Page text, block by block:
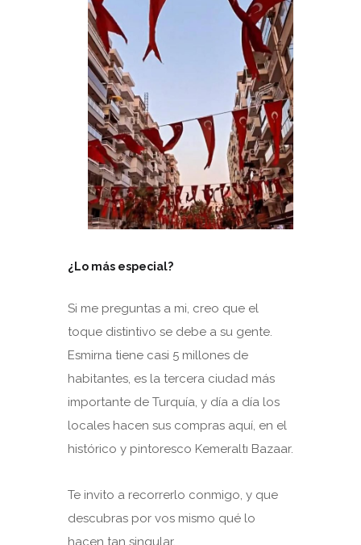
¿Lo más especial?
Si me preguntas a mi, creo que el
toque distintivo se debe a su gente.
Esmirna tiene casi 5 millones de
habitantes, es la tercera ciudad más
importante de Turquía, y día a día los
locales hacen sus compras aquí, en el
histórico y pintoresco Kemeraltı Bazaar.
Te invito a recorrerlo conmigo, y que
descubras por vos mismo qué lo
hacen tan singular.